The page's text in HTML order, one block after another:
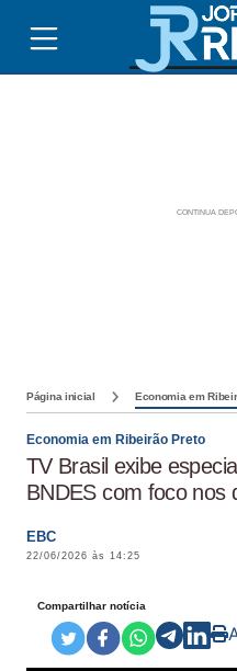
Página inicial Economia em
Economia em Ribeirão Preto
TV Brasil exibe
BNDES com foco nos
EBC
22/06/2026 às 14:25
Compartilhar notícia